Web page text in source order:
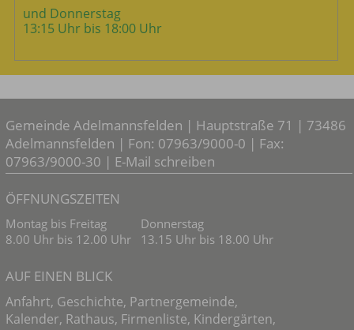
und Donnerstag
13:15 Uhr bis 18:00 Uhr
Gemeinde Adelmannsfelden | Hauptstraße 71 | 73486
Adelmannsfelden | Fon: 07963/9000-0 | Fax:
07963/9000-30 | E-Mail schreiben
ÖFFNUNGSZEITEN
Montag bis Freitag
8.00 Uhr bis 12.00 Uhr
Donnerstag
13.15 Uhr bis 18.00 Uhr
AUF EINEN BLICK
Anfahrt, Geschichte, Partnergemeinde,
Kalender, Rathaus, Firmenliste, Kindergärten,